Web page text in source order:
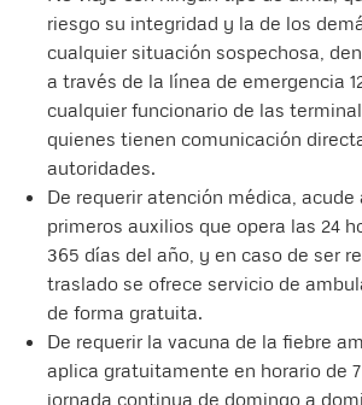
riesgo su integridad y la de los
cualquier situación sospechosa,
a través de la línea de emergencia
cualquier funcionario de las
quienes tienen comunicación
autoridades.
De requerir atención médica, acude
primeros auxilios que opera las 24
365 días del año, y en caso de ser
traslado se ofrece servicio de
de forma gratuita.
De requerir la vacuna de la fiebre
aplica gratuitamente en horario de 7
jornada continua de domingo a